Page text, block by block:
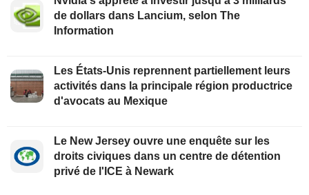
de dollars dans Lancium, selon The
Information
Les États-Unis reprennent partiellement leurs
activités dans la principale région productrice
d'avocats au Mexique
Le New Jersey ouvre une enquête sur les
droits civiques dans un centre de détention
privé de l'ICE à Newark